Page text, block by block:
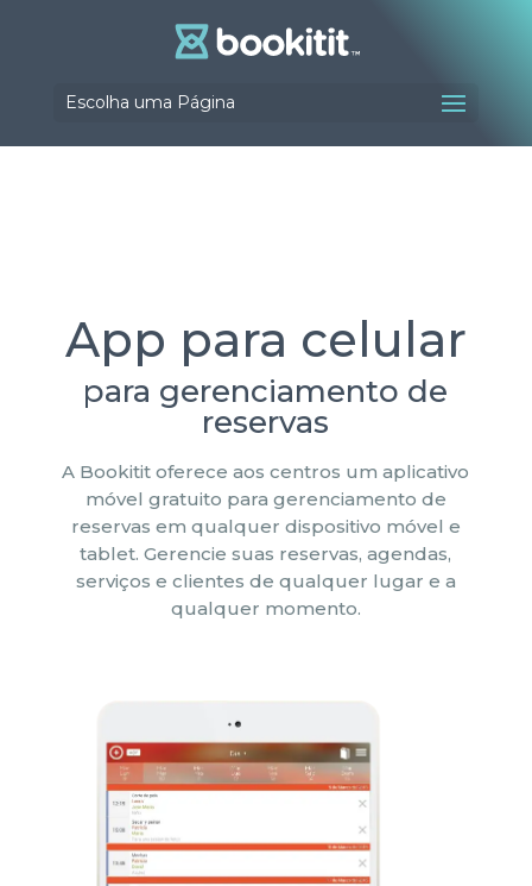
Escolha uma Página
App para celular
para gerenciamento de
reservas
A Bookitit oferece aos centros um aplicativo
móvel gratuito para gerenciamento de
reservas em qualquer dispositivo móvel e
tablet. Gerencie suas reservas, agendas,
serviços e clientes de qualquer lugar e a
qualquer momento.